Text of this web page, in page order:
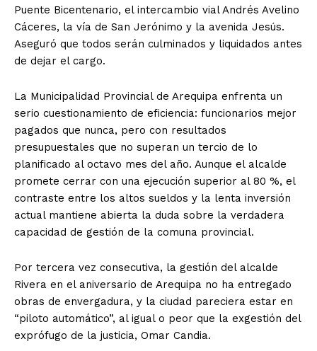
Puente Bicentenario, el intercambio vial Andrés Avelino
Cáceres, la vía de San Jerónimo y la avenida Jesús.
Aseguró que todos serán culminados y liquidados antes
de dejar el cargo.
La Municipalidad Provincial de Arequipa enfrenta un
serio cuestionamiento de eficiencia: funcionarios mejor
pagados que nunca, pero con resultados
presupuestales que no superan un tercio de lo
planificado al octavo mes del año. Aunque el alcalde
promete cerrar con una ejecución superior al 80 %, el
contraste entre los altos sueldos y la lenta inversión
actual mantiene abierta la duda sobre la verdadera
capacidad de gestión de la comuna provincial.
Por tercera vez consecutiva, la gestión del alcalde
Rivera en el aniversario de Arequipa no ha entregado
obras de envergadura, y la ciudad pareciera estar en
“piloto automático”, al igual o peor que la exgestión del
exprófugo de la justicia, Omar Candia.